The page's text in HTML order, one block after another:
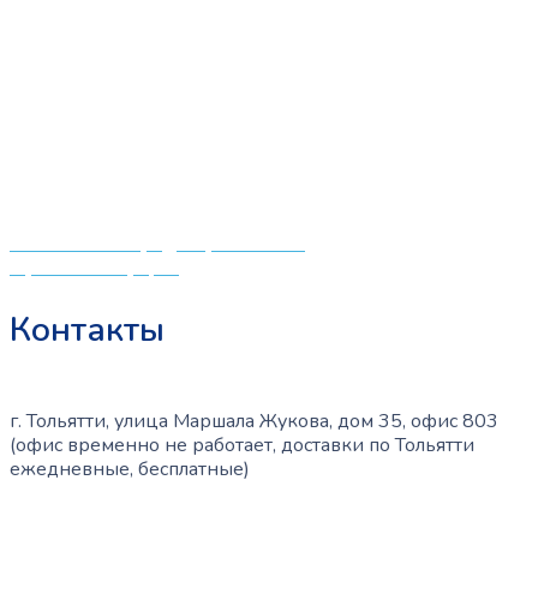
Политика конфиденциальности
Публичная оферта
Контакты
г. Тольятти, улица Маршала Жукова, дом 35, офис 803
(офис временно не работает, доставки по Тольятти
ежедневные, бесплатные)